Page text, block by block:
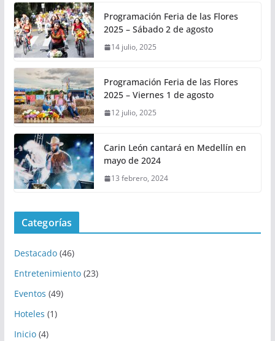
Programación Feria de las Flores
2025 – Sábado 2 de agosto
14 julio, 2025
Programación Feria de las Flores
2025 – Viernes 1 de agosto
12 julio, 2025
Carin León cantará en Medellín en
mayo de 2024
13 febrero, 2024
Categorías
Destacado(46)
Entretenimiento(23)
Eventos (49)
Hoteles (1)
Inicio(4)